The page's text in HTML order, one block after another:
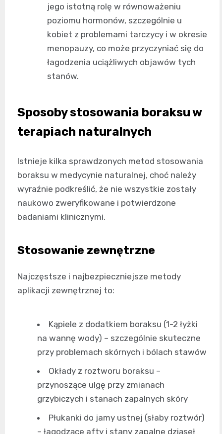
jego istotną rolę w równoważeniu
poziomu hormonów, szczególnie u
kobiet z problemami tarczycy i w okresie
menopauzy, co może przyczyniać się do
łagodzenia uciążliwych objawów tych
stanów.
Sposoby stosowania boraksu w
terapiach naturalnych
Istnieje kilka sprawdzonych metod stosowania
boraksu w medycynie naturalnej, choć należy
wyraźnie podkreślić, że nie wszystkie zostały
naukowo zweryfikowane i potwierdzone
badaniami klinicznymi.
Stosowanie zewnętrzne
Najczęstsze i najbezpieczniejsze metody
aplikacji zewnętrznej to:
Kąpiele z dodatkiem boraksu (1-2 łyżki
na wannę wody) – szczególnie skuteczne
przy problemach skórnych i bólach stawów
Okłady z roztworu boraksu –
przynoszące ulgę przy zmianach
grzybiczych i stanach zapalnych skóry
Płukanki do jamy ustnej (słaby roztwór)
– łagodzące afty i stany zapalne dziąseł